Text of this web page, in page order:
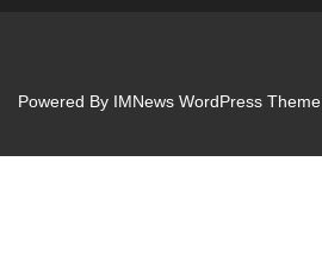
Powered By IMNews WordPress Theme